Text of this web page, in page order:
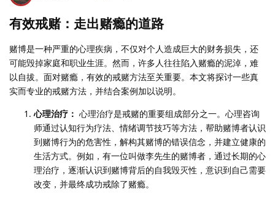
有效戒赌：走出赌瘾的道路
赌博是一种严重的心理疾病，不仅对个人造成巨大的财务损失，还
可能毁掉家庭和职业生涯。然而，许多人往往陷入赌瘾的泥淖，难
以自拔。面对赌瘾，有效的戒赌方法至关重要。本文将探讨一些真
实而专业的戒赌方法，并结合案例加以说明。
心理治疗： 心理治疗是戒赌的重要组成部分之一。心理咨询
师通过认知行为疗法、情绪调节技巧等方法，帮助赌博者认识
到赌博行为的危害性，解构其赌博的错误信念，并建立健康的
生活方式。例如，有一位叫做李先生的赌博者，通过长期的心
理治疗，逐渐认识到赌博背后的自我毁灭性，意识到自己需要
改变，并最终成功戒除了赌瘾。